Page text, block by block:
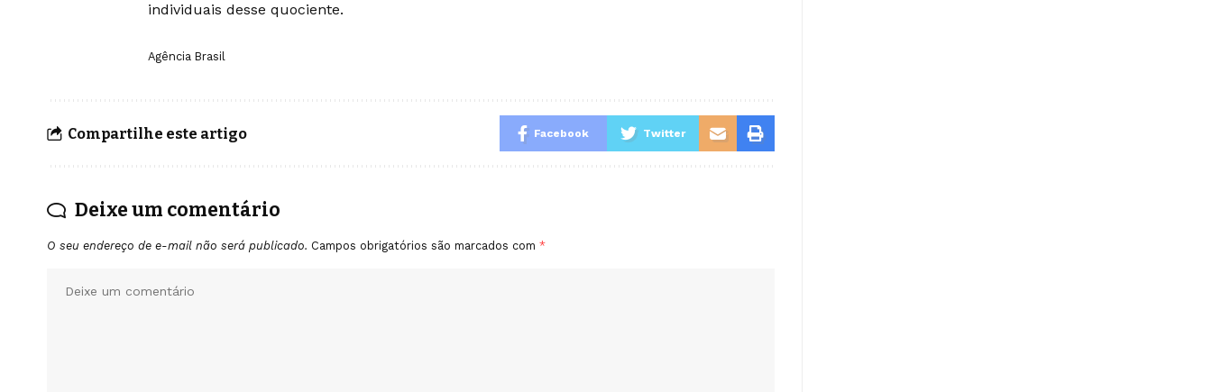
individuais desse quociente.
Agência Brasil
Compartilhe este artigo Facebook Twitter
Deixe um comentário
O seu endereço de e-mail não será publicado. Campos obrigatórios são marcados com *